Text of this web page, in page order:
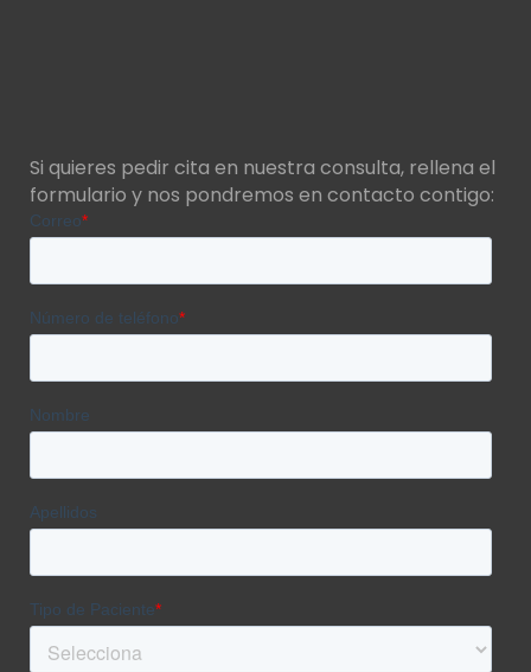
Si quieres pedir cita en nuestra consulta, rellena el
formulario y nos pondremos en contacto contigo: